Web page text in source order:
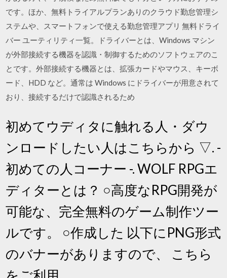
です。ほか、無料トライアルプランありのクラウド勤怠管理シ
ステムや、スマートフォンで使える勤怠管理アプリ 無料ドライ
バー ユーティリティ一覧。ドライバーとは、Windows マシン
が外部接続する機器を認識・制御するためのソフトウェアのこ
とです。外部接続する機器とは、拡張カードやマウス、キーボ
ード、HDD など。通常は Windows にドライバーが用意されて
おり、接続するだけで認識されるため
初めてウディタに触れる人・ダウ
ンロードしたい人はこちらから ▽. -
初めての人コーナー -. WOLF RPGエ
ディターとは？ ○高度なRPG開発が
可能な、完全無料のゲーム制作ツー
ルです。 ○作成した 以下にPNG形式
のバナーがありますので、 こちら
をご利用